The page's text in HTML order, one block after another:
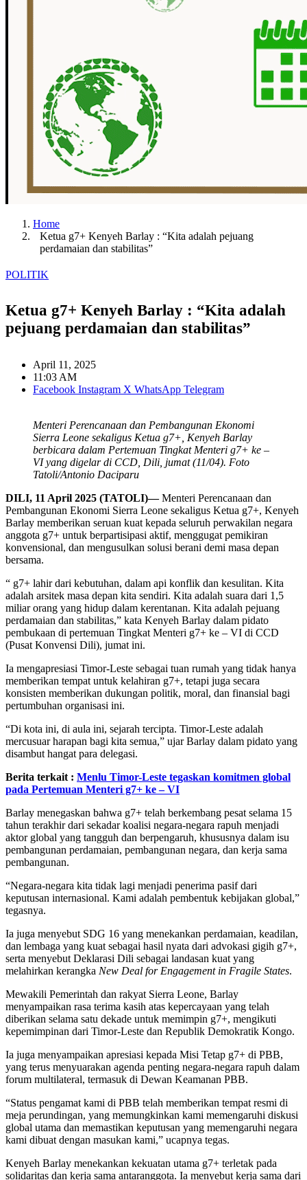
Home
Ketua g7+ Kenyeh Barlay : “Kita adalah pejuang
perdamaian dan stabilitas”
POLITIK
Ketua g7+ Kenyeh Barlay : “Kita adalah
pejuang perdamaian dan stabilitas”
April 11, 2025
11:03 AM
Facebook Instagram X WhatsApp Telegram
Menteri Perencanaan dan Pembangunan Ekonomi
Sierra Leone sekaligus Ketua g7+, Kenyeh Barlay
berbicara dalam Pertemuan Tingkat Menteri g7+ ke –
VI yang digelar di CCD, Dili, jumat (11/04). Foto
Tatoli/Antonio Daciparu
DILI, 11 April 2025 (TATOLI)—Menteri Perencanaan dan
Pembangunan Ekonomi Sierra Leone sekaligus Ketua g7+, Kenyeh
Barlay memberikan seruan kuat kepada seluruh perwakilan negara
anggota g7+ untuk berpartisipasi aktif, menggugat pemikiran
konvensional, dan mengusulkan solusi berani demi masa depan
bersama.
“ g7+ lahir dari kebutuhan, dalam api konflik dan kesulitan. Kita
adalah arsitek masa depan kita sendiri. Kita adalah suara dari 1,5
miliar orang yang hidup dalam kerentanan. Kita adalah pejuang
perdamaian dan stabilitas,” kata Kenyeh Barlay dalam pidato
pembukaan di pertemuan Tingkat Menteri g7+ ke – VI di CCD
(Pusat Konvensi Dili), jumat ini.
Ia mengapresiasi Timor-Leste sebagai tuan rumah yang tidak hanya
memberikan tempat untuk kelahiran g7+, tetapi juga secara
konsisten memberikan dukungan politik, moral, dan finansial bagi
pertumbuhan organisasi ini.
“Di kota ini, di aula ini, sejarah tercipta. Timor-Leste adalah
mercusuar harapan bagi kita semua,” ujar Barlay dalam pidato yang
disambut hangat para delegasi.
Berita terkait : Menlu Timor-Leste tegaskan komitmen global
pada Pertemuan Menteri g7+ ke – VI
Barlay menegaskan bahwa g7+ telah berkembang pesat selama 15
tahun terakhir dari sekadar koalisi negara-negara rapuh menjadi
aktor global yang tangguh dan berpengaruh, khususnya dalam isu
pembangunan perdamaian, pembangunan negara, dan kerja sama
pembangunan.
“Negara-negara kita tidak lagi menjadi penerima pasif dari
keputusan internasional. Kami adalah pembentuk kebijakan global,”
tegasnya.
Ia juga menyebut SDG 16 yang menekankan perdamaian, keadilan,
dan lembaga yang kuat sebagai hasil nyata dari advokasi gigih g7+,
serta menyebut Deklarasi Dili sebagai landasan kuat yang
melahirkan kerangka New Deal for Engagement in Fragile States.
Mewakili Pemerintah dan rakyat Sierra Leone, Barlay
menyampaikan rasa terima kasih atas kepercayaan yang telah
diberikan selama satu dekade untuk memimpin g7+, mengikuti
kepemimpinan dari Timor-Leste dan Republik Demokratik Kongo.
Ia juga menyampaikan apresiasi kepada Misi Tetap g7+ di PBB,
yang terus menyuarakan agenda penting negara-negara rapuh dalam
forum multilateral, termasuk di Dewan Keamanan PBB.
“Status pengamat kami di PBB telah memberikan tempat resmi di
meja perundingan, yang memungkinkan kami memengaruhi diskusi
global utama dan memastikan keputusan yang memengaruhi negara
kami dibuat dengan masukan kami,” ucapnya tegas.
Kenyeh Barlay menekankan kekuatan utama g7+ terletak pada
solidaritas dan kerja sama antaranggota. Ia menyebut kerja sama dari